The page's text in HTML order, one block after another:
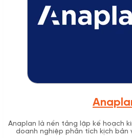
Anaplan là nền tảng lập kế hoạch
doanh nghiệp phân tích kịch bản